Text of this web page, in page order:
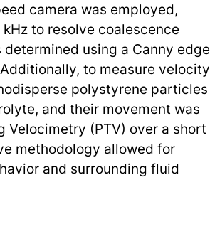
camera was employed,
to resolve coalescence
using a Canny edge
to measure velocity
polystyrene particles
and their movement was
Velocimetry (PTV) over a short
methodology allowed for
and surrounding fluid